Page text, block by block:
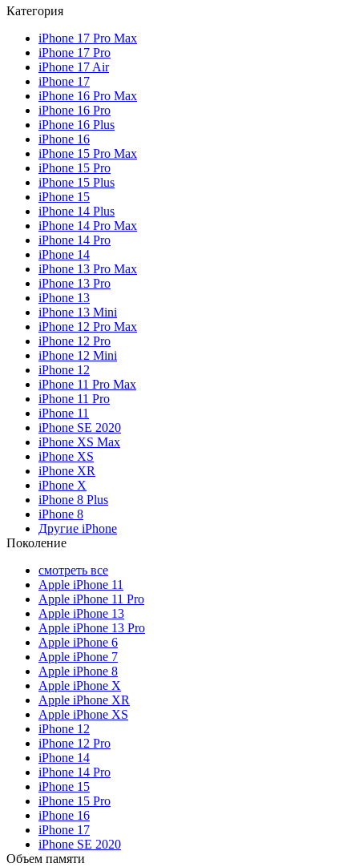
Категория
iPhone 17 Pro Max
iPhone 17 Pro
iPhone 17 Air
iPhone 17
iPhone 16 Pro Max
iPhone 16 Pro
iPhone 16 Plus
iPhone 16
iPhone 15 Pro Max
iPhone 15 Pro
iPhone 15 Plus
iPhone 15
iPhone 14 Plus
iPhone 14 Pro Max
iPhone 14 Pro
iPhone 14
iPhone 13 Pro Max
iPhone 13 Pro
iPhone 13
iPhone 13 Mini
iPhone 12 Pro Max
iPhone 12 Pro
iPhone 12 Mini
iPhone 12
iPhone 11 Pro Max
iPhone 11 Pro
iPhone 11
iPhone SE 2020
iPhone XS Max
iPhone XS
iPhone XR
iPhone X
iPhone 8 Plus
iPhone 8
Другие iPhone
Поколение
смотреть все
Apple iPhone 11
Apple iPhone 11 Pro
Apple iPhone 13
Apple iPhone 13 Pro
Apple iPhone 6
Apple iPhone 7
Apple iPhone 8
Apple iPhone X
Apple iPhone XR
Apple iPhone XS
iPhone 12
iPhone 12 Pro
iPhone 14
iPhone 14 Pro
iPhone 15
iPhone 15 Pro
iPhone 16
iPhone 17
iPhone SE 2020
Объем памяти